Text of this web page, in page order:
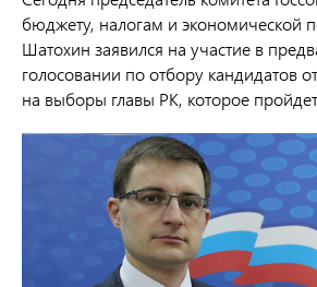
бюджету, налогам и экономической
Шатохин заявился на участие в
голосовании по отбору кандидатов
на выборы главы РК, которое